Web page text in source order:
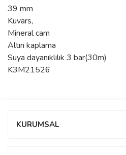
Manoir
39 mm
Kuvars,
Mineral cam
Altın kaplama
Suya dayanıklılık 3 bar(30m)
K3M21526
KURUMSAL